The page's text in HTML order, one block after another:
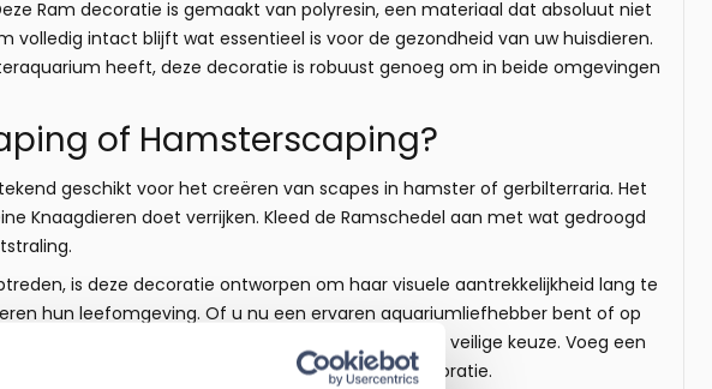
Ram decoratie is gemaakt van polyresin, een materiaal dat absoluut niet
volledig intact blijft wat essentieel is voor de gezondheid van uw huisdieren.
heeft, deze decoratie is robuust genoeg om in beide omgevingen
of Hamsterscaping?
geschikt voor het creëren van scapes in hamster of gerbilterraria. Het
Knaagdieren doet verrijken. Kleed de Ramschedel aan met wat gedroogd
is deze decoratie ontworpen om haar visuele aantrekkelijkheid lang te
hun leefomgeving. Of u nu een ervaren aquariumliefhebber bent of op
polyresin decoratie is een prachtige, duurzame en veilige keuze. Voeg een
met deze veelzijdige en aantrekkelijke decoratie.